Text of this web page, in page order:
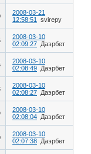
2008-03-21
12:58:51
svirepy
2008-03-10
02:09:27 Даэрбет
2008-03-10
02:08:49 Даэрбет
2008-03-10
02:08:27 Даэрбет
2008-03-10
02:08:04 Даэрбет
2008-03-10
02:07:38 Даэрбет